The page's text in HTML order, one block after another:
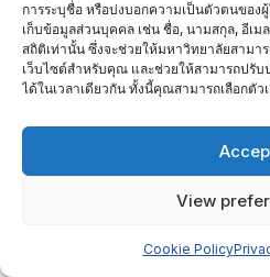
การระบุชื่อ หรือบ่งบอกความเป็นตัวตนของ
เก็บข้อมูลส่วนบุคคล เช่น ชื่อ, นามสกุล, อีเม
สถิติเท่านั้น ซึ่งจะช่วยให้มหาวิทยาลัยสาม
เว็บไซต์สำหรับคุณ และช่วยให้สามารถปรั
ได้ในเวลาเดียวกัน ทั้งนี้คุณสามารถเลือกตัว
View
Cookie Policy
ผู้บริหาร
ปฏิทินกิจกรรม
ประกันคุณภาพภายนอก